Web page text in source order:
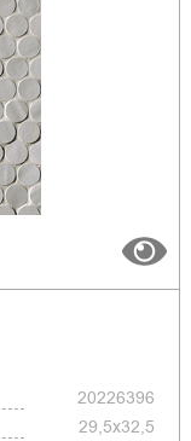
20226396
29,5x32,5